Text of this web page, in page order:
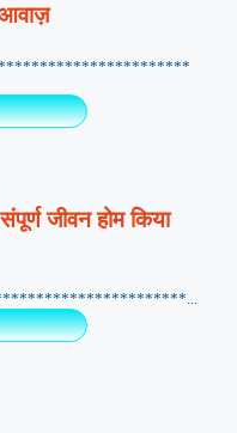
जीवन होम किया